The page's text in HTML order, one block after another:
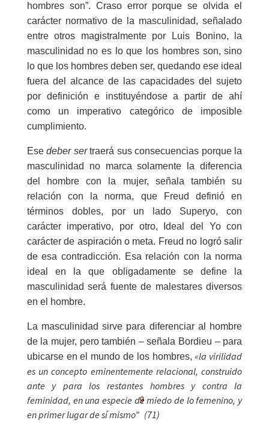
hombres son”. Craso error porque se olvida el
carácter normativo de la masculinidad, señalado
entre otros magistralmente por Luis Bonino, la
masculinidad no es lo que los hombres son, sino
lo que los hombres deben ser, quedando ese ideal
fuera del alcance de las capacidades del sujeto
por definición e instituyéndose a partir de ahí
como un imperativo categórico de imposible
cumplimiento.
Esedeber sertraerá sus consecuencias porque la
masculinidad no marca solamente la diferencia
del hombre con la mujer, señala también su
relación con la norma, que Freud definió en
términos dobles, por un lado Superyo, con
carácter imperativo, por otro, Ideal del Yo con
carácter de aspiración o meta. Freud no logró salir
de esa contradicción. Esa relación con la norma
ideal en la que obligadamente se define la
masculinidad será fuente de malestares diversos
en el hombre.
La masculinidad sirve para diferenciar al hombre
de la mujer, pero también – señala Bordieu – para
ubicarse en el mundo de los hombres,«la virilidad
es un concepto eminentemente relacional, construido
ante y para los restantes hombres y contra la
feminidad, en una especie de miedo de lo femenino, y
en primer lugar de sí mismo”
9
(71)